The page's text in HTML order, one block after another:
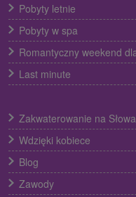
Pobyty letnie
Pobyty w spa
Romantyczny weekend
Last minute
Zakwaterowanie na
Wdzięki kobiece
Blog
Zawody